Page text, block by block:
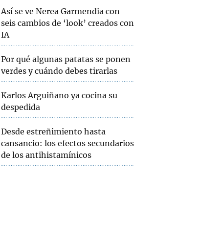
Así se ve Nerea Garmendia con
seis cambios de ‘look’ creados con
IA
Por qué algunas patatas se ponen
verdes y cuándo debes tirarlas
Karlos Arguiñano ya cocina su
despedida
Desde estreñimiento hasta
cansancio: los efectos secundarios
de los antihistamínicos